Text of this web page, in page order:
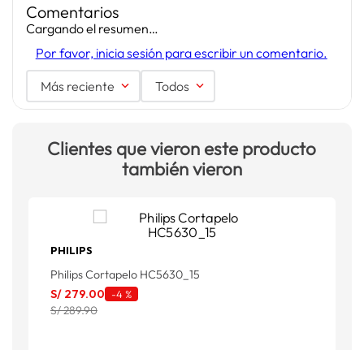
Comentarios
Cargando el resumen…
Por favor, inicia sesión para escribir un comentario.
Más reciente Todos
Clientes que vieron este producto
también vieron
PHILIPS
Philips Cortapelo HC5630_15
S/ 279.00 -4 %
S/ 289.90